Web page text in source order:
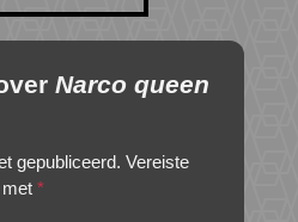
Narco queen
gepubliceerd. Vereiste
*